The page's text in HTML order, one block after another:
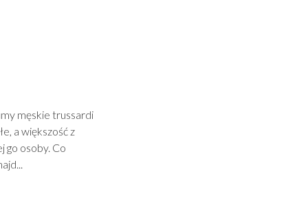
męskie trussardi
a większość z
go osoby. Co